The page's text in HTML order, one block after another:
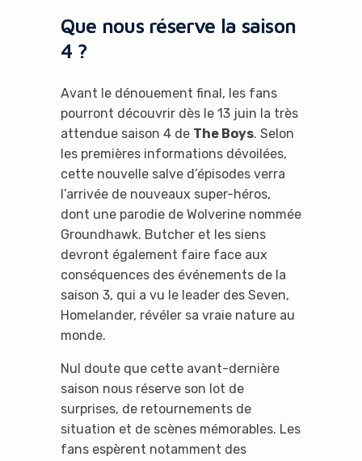
Que nous réserve la saison
4 ?
Avant le dénouement final, les fans
pourront découvrir dès le 13 juin la très
attendue saison 4 de The Boys. Selon
les premières informations dévoilées,
cette nouvelle salve d’épisodes verra
l’arrivée de nouveaux super-héros,
dont une parodie de Wolverine nommée
Groundhawk. Butcher et les siens
devront également faire face aux
conséquences des événements de la
saison 3, qui a vu le leader des Seven,
Homelander, révéler sa vraie nature au
monde.
Nul doute que cette avant-dernière
saison nous réserve son lot de
surprises, de retournements de
situation et de scènes mémorables. Les
fans espèrent notamment des